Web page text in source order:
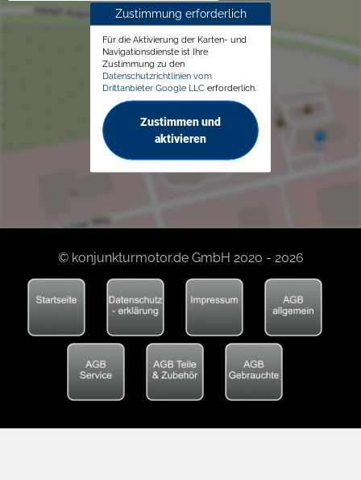
Zustimmung erforderlich
Für die Aktivierung der Karten- und
Navigationsdienste ist Ihre
Zustimmung zu den
Datenschutzrichtlinien vom
Drittanbieter Google LLC erforderlich.
Zustimmen und
aktivieren
© konjunkturmotor.de GmbH 2020 - 2026